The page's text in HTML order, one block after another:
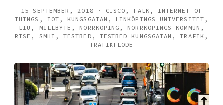
Find your network
Cybersecurity
Internet of Things
Manufacturing industries
Develop your company
Upgrade your skills & master new ones
About
15 SEPTEMBER, 2018 · CISCO, FALK, INTERNET OF
THINGS, IOT, KUNGSGATAN, LINKÖPINGS UNIVERSITET,
LIU, MILLBYTE, NORRKÖPING, NORRKÖPINGS KOMMUN,
RISE, SMHI, TESTBED, TESTBED KUNGSGATAN, TRAFIK,
TRAFIKFLÖDE